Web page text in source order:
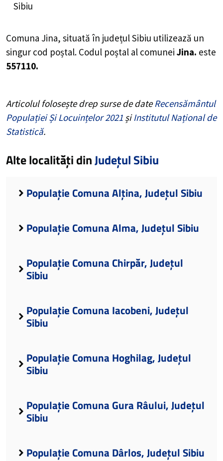
Sibiu
Comuna Jina, situată în județul Sibiu utilizează un
singur cod poștal. Codul poștal al comunei Jina. este
557110.
Articolul folosește drep surse de dateRecensământul
Populației Și Locuințelor 2021 șiInstitutul Național de
Statistică.
Alte localități dinJudețul Sibiu
Populație Comuna Alțina, Județul Sibiu
Populație Comuna Alma, Județul Sibiu
Populație Comuna Chirpăr, Județul
Sibiu
Populație Comuna Iacobeni, Județul
Sibiu
Populație Comuna Hoghilag, Județul
Sibiu
Populație Comuna Gura Râului, Județul
Sibiu
Populație Comuna Dârlos, Județul Sibiu